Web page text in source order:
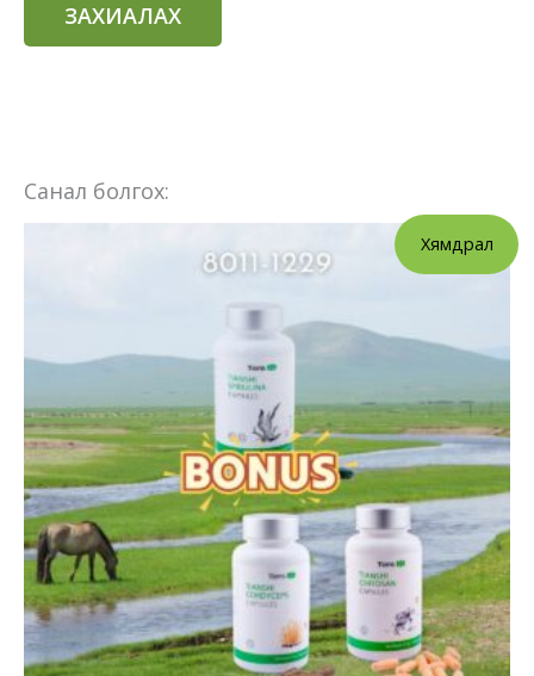
ЗАХИАЛАХ
Санал болгох:
Хямдрал